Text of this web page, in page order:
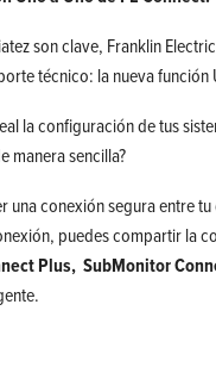
son clave, Franklin
técnico: la nueva función
la configuración de tus
manera sencilla?
una conexión segura entre
puedes compartir la
Plus, SubMonitor